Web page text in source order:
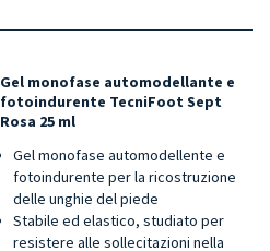
Gel monofase automodellante e
fotoindurente TecniFoot Sept
Rosa 25 ml
Gel monofase automodellente e
fotoindurente per la ricostruzione
delle unghie del piede
Stabile ed elastico, studiato per
resistere alle sollecitazioni nella